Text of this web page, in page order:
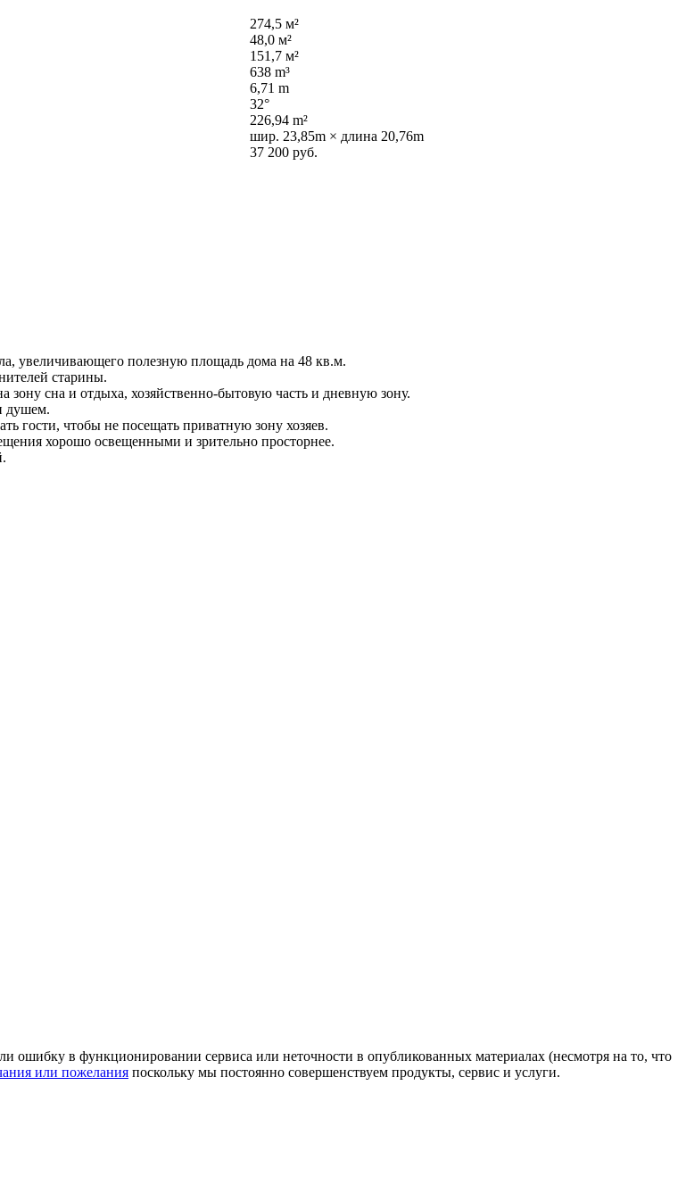
274,5 м²
48,0 м²
151,7 м²
638 m³
6,71 m
32°
226,94 m²
шир. 23,85m × длина 20,76m
37 200 руб.
увеличивающего полезную площадь дома на 48 кв.м.
старины.
зону сна и отдыха, хозяйственно-бытовую часть и дневную зону.
душем.
гости, чтобы не посещать приватную зону хозяев.
хорошо освещенными и зрительно просторнее.
в функционировании сервиса или неточности в опубликованных материалах (несмотря на то, что
или пожелания поскольку мы постоянно совершенствуем продукты, сервис и услуги.